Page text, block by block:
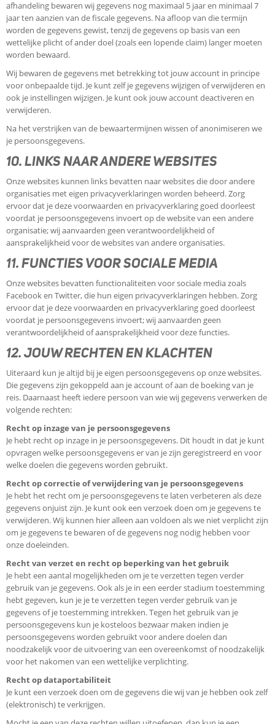
afhandeling bewaren wij gegevens nog maximaal 5 jaar en minimaal 7
jaar ten aanzien van de fiscale gegevens. Na afloop van die termijn
worden de gegevens gewist, tenzij de gegevens op basis van een
wettelijke plicht of ander doel (zoals een lopende claim) langer moeten
worden bewaard.
Wij bewaren de gegevens met betrekking tot jouw account in principe
voor onbepaalde tijd. Je kunt zelf je gegevens wijzigen of verwijderen en
ook je instellingen wijzigen. Je kunt ook jouw account deactiveren en
verwijderen.
Na het verstrijken van de bewaartermijnen wissen of anonimiseren we
je persoonsgegevens.
10. LINKS NAAR ANDERE WEBSITES
Onze websites kunnen links bevatten naar websites die door andere
organisaties met eigen privacyverklaringen worden beheerd. Zorg
ervoor dat je deze voorwaarden en privacyverklaring goed doorleest
voordat je persoonsgegevens invoert op de website van een andere
organisatie; wij aanvaarden geen verantwoordelijkheid of
aansprakelijkheid voor de websites van andere organisaties.
11. FUNCTIES VOOR SOCIALE MEDIA
Onze websites bevatten functionaliteiten voor sociale media zoals
Facebook en Twitter, die hun eigen privacyverklaringen hebben. Zorg
ervoor dat je deze voorwaarden en privacyverklaring goed doorleest
voordat je persoonsgegevens invoert; wij aanvaarden geen
verantwoordelijkheid of aansprakelijkheid voor deze functies.
12. JOUW RECHTEN EN KLACHTEN
Uiteraard kun je altijd bij je eigen persoonsgegevens op onze websites.
Die gegevens zijn gekoppeld aan je account of aan de boeking van je
reis. Daarnaast heeft iedere persoon van wie wij gegevens verwerken de
volgende rechten:
Recht op inzage van je persoonsgegevens
Je hebt recht op inzage in je persoonsgegevens. Dit houdt in dat je kunt
opvragen welke persoonsgegevens er van je zijn geregistreerd en voor
welke doelen die gegevens worden gebruikt.
Recht op correctie of verwijdering van je persoonsgegevens
Je hebt het recht om je persoonsgegevens te laten verbeteren als deze
gegevens onjuist zijn. Je kunt ook een verzoek doen om je gegevens te
verwijderen. Wij kunnen hier alleen aan voldoen als we niet verplicht zijn
om je gegevens te bewaren of de gegevens nog nodig hebben voor
onze doeleinden.
Recht van verzet en recht op beperking van het gebruik
Je hebt een aantal mogelijkheden om je te verzetten tegen verder
gebruik van je gegevens. Ook als je in een eerder stadium toestemming
hebt gegeven, kun je je te verzetten tegen verder gebruik van je
gegevens of je toestemming intrekken. Tegen het gebruik van je
persoonsgegevens kun je kosteloos bezwaar maken indien je
persoonsgegevens worden gebruikt voor andere doelen dan
noodzakelijk voor de uitvoering van een overeenkomst of noodzakelijk
voor het nakomen van een wettelijke verplichting.
Recht op dataportabiliteit
Je kunt een verzoek doen om de gegevens die wij van je hebben ook zelf
(elektronisch) te verkrijgen.